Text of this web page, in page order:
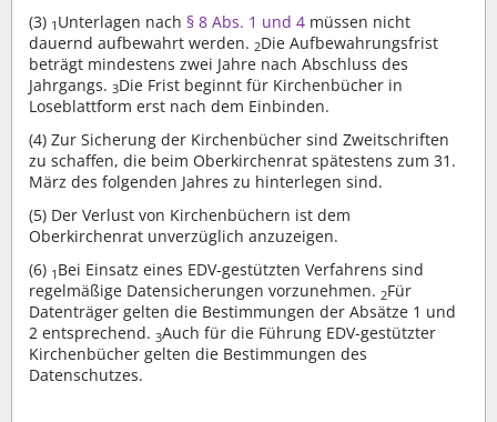
(3) 1 Unterlagen nach § 8 Abs. 1 und 4 müssen nicht
dauernd aufbewahrt werden. 2Die Aufbewahrungsfrist
beträgt mindestens zwei Jahre nach Abschluss des
Jahrgangs. 3Die Frist beginnt für Kirchenbücher in
Loseblattform erst nach dem Einbinden.
(4) Zur Sicherung der Kirchenbücher sind Zweitschriften
zu schaffen, die beim Oberkirchenrat spätestens zum 31.
März des folgenden Jahres zu hinterlegen sind.
(5) Der Verlust von Kirchenbüchern ist dem
Oberkirchenrat unverzüglich anzuzeigen.
(6) 1 Bei Einsatz eines EDV-gestützten Verfahrens sind
regelmäßige Datensicherungen vorzunehmen. 2Für
Datenträger gelten die Bestimmungen der Absätze 1 und
2 entsprechend. 3Auch für die Führung EDV-gestützter
Kirchenbücher gelten die Bestimmungen des
Datenschutzes.